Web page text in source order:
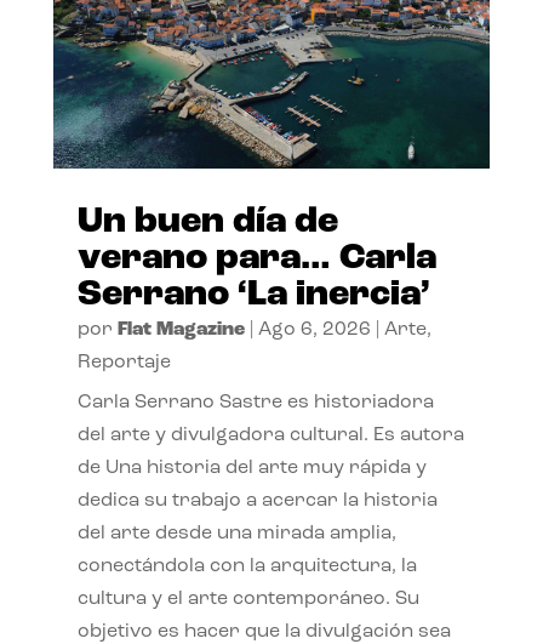
Un buen día de
verano para… Carla
Serrano ‘La inercia’
por Flat Magazine| Ago 6, 2026 Arte,
Reportaje
Carla Serrano Sastre es historiadora
del arte y divulgadora cultural. Es autora
de Una historia del arte muy rápida y
dedica su trabajo a acercar la historia
del arte desde una mirada amplia,
conectándola con la arquitectura, la
cultura y el arte contemporáneo. Su
objetivo es hacer que la divulgación sea